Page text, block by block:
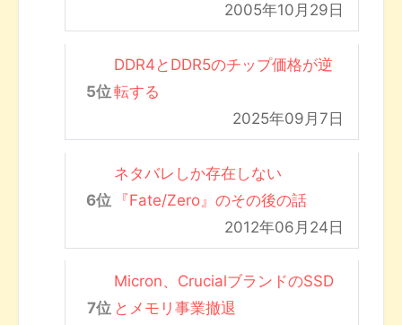
2005年10月29日
DDR4とDDR5のチップ価格が逆
転する
2025年09月7日
ネタバレしか存在しない
『Fate/Zero』のその後の話
2012年06月24日
Micron、CrucialブランドのSSD
とメモリ事業撤退